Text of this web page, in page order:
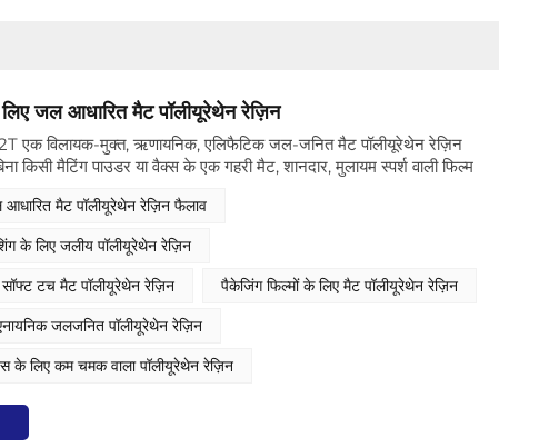
日本語
जल आधारित मैट पॉलीयूरेथेन रेज़िन
एक विलायक-मुक्त, ऋणायनिक, एलिफैटिक जल-जनित मैट पॉलीयूरेथेन रेज़िन
किसी मैटिंग पाउडर या वैक्स के एक गहरी मैट, शानदार, मुलायम स्पर्श वाली फिल्म
उच्च-स्तरीय पैकेजिंग, सजावट, चमड़ा, कपड़ा और विशेष कागज़ कोटिंग्स के लिए
है।
मैट पॉलीयूरेथेन रेज़िन फैलाव
के लिए जलीय पॉलीयूरेथेन रेज़िन
सॉफ्ट टच मैट पॉलीयूरेथेन रेज़िन
पैकेजिंग फिल्मों के लिए मैट पॉलीयूरेथेन रेज़िन
जलजनित पॉलीयूरेथेन रेज़िन
के लिए कम चमक वाला पॉलीयूरेथेन रेज़िन